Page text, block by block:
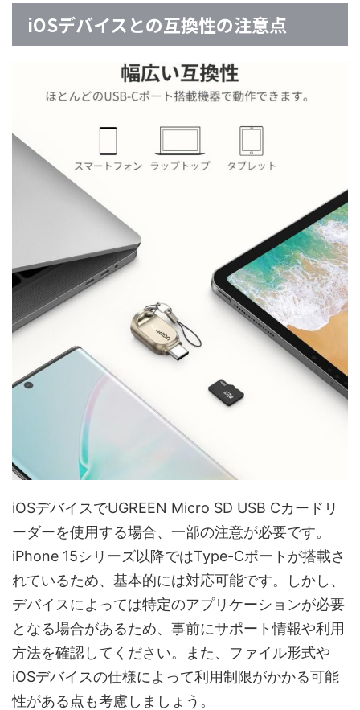
iOSデバイスとの互換性の注意点
iOSデバイスでUGREEN Micro SD USB Cカードリ
ーダーを使用する場合、一部の注意が必要です。
iPhone 15シリーズ以降ではType-Cポートが搭載さ
れているため、基本的には対応可能です。しかし、
デバイスによっては特定のアプリケーションが必要
となる場合があるため、事前にサポート情報や利用
方法を確認してください。また、ファイル形式や
iOSデバイスの仕様によって利用制限がかかる可能
性がある点も考慮しましょう。